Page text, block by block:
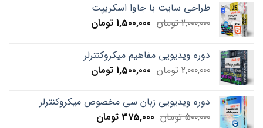
طراحی سایت با جاوا اسکریپت
2,000,000 تومان Original
2,000,000 تومان.
1,500,000 تومانCurrent
1,500,000 تومان.دوره ویدیویی مفاهیم میکروکنترلر
2,000,000 تومان Original
was:
2,000,000 تومان.
1,500,000 تومانCurrent
1,500,000 تومان.
دوره ویدیویی زبان سی مخصوص میکروکنترلر
500,000 تومان Original
375,000 تومانCurrent